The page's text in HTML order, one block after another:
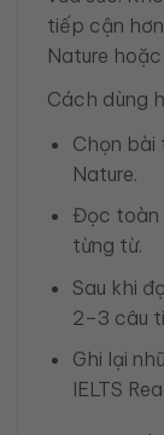
tiếp cận
Nature
Cách dùng
Chọn bài
Nature.
Đọc toàn
từng từ.
Sau khi
2–3 câu
Ghi lại
IELTS